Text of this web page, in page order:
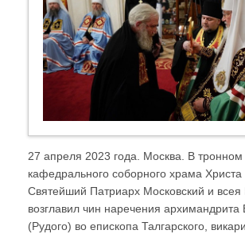
27 апреля 2023 года. Москва. В тронном
кафедрального соборного храма
Святейший Патриарх Московский и всея
возглавил чин наречения
(Рудого) во епископа Талгарского,